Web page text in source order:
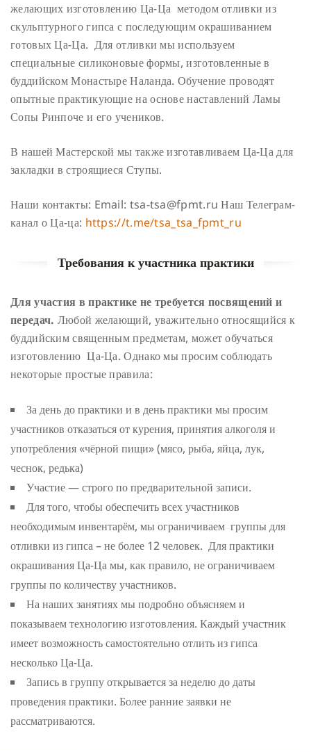
желающих изготовлению Ца-Ца методом отливки из
скульптурного гипса с последующим окрашиванием
готовых Ца-Ца. Для отливки мы используем
специальные силиконовые формы, изготовленные в
буддийском Монастыре Наланда. Обучение проводят
опытные практикующие на основе наставлений Ламы
Сопы Ринпоче и его учеников.
В нашей Мастерской мы также изготавливаем Ца-Ца для
закладки в строящиеся Ступы.
Наши контакты: Email: tsa-tsa@fpmt.ru Наш Телеграм-
канал о Ца-ца: https://t.me/tsa_tsa_fpmt_ru
Требования к участника практики
Для участия в практике не требуется посвящений и
передач. Любой желающий, уважительно относящийся к
буддийским священным предметам, может обучаться
изготовлению Ца-Ца. Однако мы просим соблюдать
некоторые простые правила:
За день до практики и в день практики мы просим
участников отказаться от курения, принятия алкоголя и
употребления «чёрной пищи» (мясо, рыба, яйца, лук,
чеснок, редька)
Участие — строго по предварительной записи.
Для того, чтобы обеспечить всех участников
необходимым инвентарём, мы ограничиваем группы для
отливки из гипса – не более 12 человек. Для практики
окрашивания Ца-Ца мы, как правило, не ограничиваем
группы по количеству участников.
На наших занятиях мы подробно объясняем и
показываем технологию изготовления. Каждый участник
имеет возможность самостоятельно отлить из гипса
несколько Ца-Ца.
Запись в группу открывается за неделю до даты
проведения практики. Более ранние заявки не
рассматриваются.